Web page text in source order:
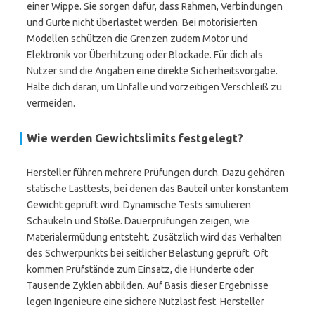
einer Wippe. Sie sorgen dafür, dass Rahmen, Verbindungen
und Gurte nicht überlastet werden. Bei motorisierten
Modellen schützen die Grenzen zudem Motor und
Elektronik vor Überhitzung oder Blockade. Für dich als
Nutzer sind die Angaben eine direkte Sicherheitsvorgabe.
Halte dich daran, um Unfälle und vorzeitigen Verschleiß zu
vermeiden.
Wie werden Gewichtslimits festgelegt?
Hersteller führen mehrere Prüfungen durch. Dazu gehören
statische Lasttests, bei denen das Bauteil unter konstantem
Gewicht geprüft wird. Dynamische Tests simulieren
Schaukeln und Stöße. Dauerprüfungen zeigen, wie
Materialermüdung entsteht. Zusätzlich wird das Verhalten
des Schwerpunkts bei seitlicher Belastung geprüft. Oft
kommen Prüfstände zum Einsatz, die Hunderte oder
Tausende Zyklen abbilden. Auf Basis dieser Ergebnisse
legen Ingenieure eine sichere Nutzlast fest. Hersteller